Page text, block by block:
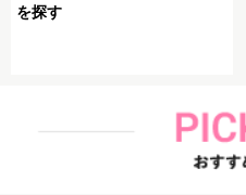
迎